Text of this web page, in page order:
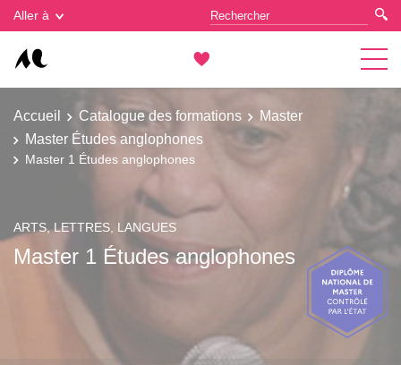
Aller à
Accueil Catalogue des formations
Master
Master Études anglophones
Master 1 Études anglophones
ARTS, LETTRES, LANGUES
Master 1 Études anglophones
Gestion des cookies